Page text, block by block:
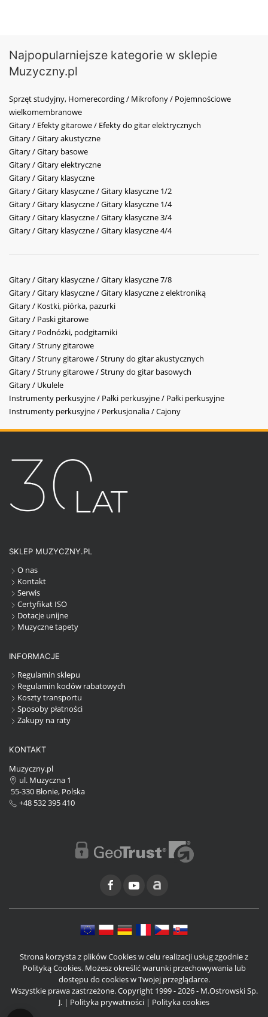
Najpopularniejsze kategorie w sklepie
Muzyczny.pl
Sprzęt studyjny, Homerecording / Mikrofony / Pojemnościowe
wielkomembranowe
Gitary / Efekty gitarowe / Efekty do gitar elektrycznych
Gitary / Gitary akustyczne
Gitary / Gitary basowe
Gitary / Gitary elektryczne
Gitary / Gitary klasyczne
Gitary / Gitary klasyczne / Gitary klasyczne 1/2
Gitary / Gitary klasyczne / Gitary klasyczne 1/4
Gitary / Gitary klasyczne / Gitary klasyczne 3/4
Gitary / Gitary klasyczne / Gitary klasyczne 4/4
Gitary / Gitary klasyczne / Gitary klasyczne 7/8
Gitary / Gitary klasyczne / Gitary klasyczne z elektroniką
Gitary / Kostki, piórka, pazurki
Gitary / Paski gitarowe
Gitary / Podnóżki, podgitarniki
Gitary / Struny gitarowe
Gitary / Struny gitarowe / Struny do gitar akustycznych
Gitary / Struny gitarowe / Struny do gitar basowych
Gitary / Ukulele
Instrumenty perkusyjne / Pałki perkusyjne / Pałki perkusyjne
Instrumenty perkusyjne / Perkusjonalia / Cajony
SKLEP MUZYCZNY.PL
O nas
Kontakt
Serwis
Certyfikat ISO
Dotacje unijne
Muzyczne tapety
INFORMACJE
Regulamin sklepu
Regulamin kodów rabatowych
Koszty transportu
Sposoby płatności
Zakupy na raty
KONTAKT
Muzyczny.pl
ul. Muzyczna 1
55-330 Błonie, Polska
+48 532 395 410
Strona korzysta z plików Cookies w celu realizacji usług zgodnie z
Polityką Cookies. Możesz określić warunki przechowywania lub
dostępu do cookies w Twojej przeglądarce.
Wszystkie prawa zastrzeżone. Copyright 1999 - 2026 - M.Ostrowski Sp.
J. | Polityka prywatności | Polityka cookies